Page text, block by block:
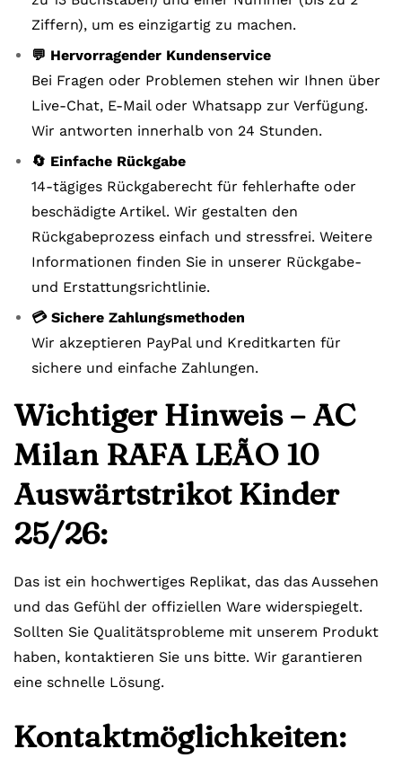
Ziffern), um es einzigartig zu machen.
💬 Hervorragender Kundenservice
Bei Fragen oder Problemen stehen wir Ihnen über
Live-Chat, E-Mail oder Whatsapp zur Verfügung.
Wir antworten innerhalb von 24 Stunden.
🔄 Einfache Rückgabe
14-tägiges Rückgaberecht für fehlerhafte oder
beschädigte Artikel. Wir gestalten den
Rückgabeprozess einfach und stressfrei. Weitere
Informationen finden Sie in unserer Rückgabe-
und Erstattungsrichtlinie.
💳 Sichere Zahlungsmethoden
Wir akzeptieren PayPal und Kreditkarten für
sichere und einfache Zahlungen.
Wichtiger Hinweis – AC
Milan RAFA LEÃO 10
Auswärtstrikot Kinder
25/26:
Das ist ein hochwertiges Replikat, das das Aussehen
und das Gefühl der offiziellen Ware widerspiegelt.
Sollten Sie Qualitätsprobleme mit unserem Produkt
haben, kontaktieren Sie uns bitte. Wir garantieren
eine schnelle Lösung.
Kontaktmöglichkeiten: